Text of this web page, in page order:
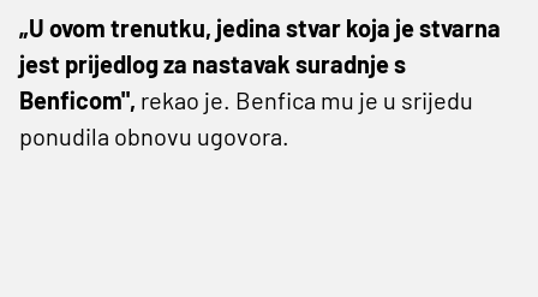
„U ovom trenutku, jedina stvar koja je stvarna
jest prijedlog za nastavak suradnje s
Benficom", rekao je. Benfica mu je u srijedu
ponudila obnovu ugovora.